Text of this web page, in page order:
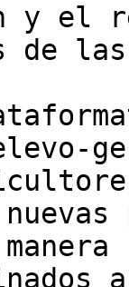
y el
las